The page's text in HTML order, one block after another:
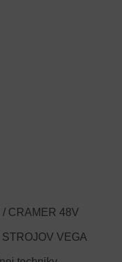
CRAMER 48V
VEGA